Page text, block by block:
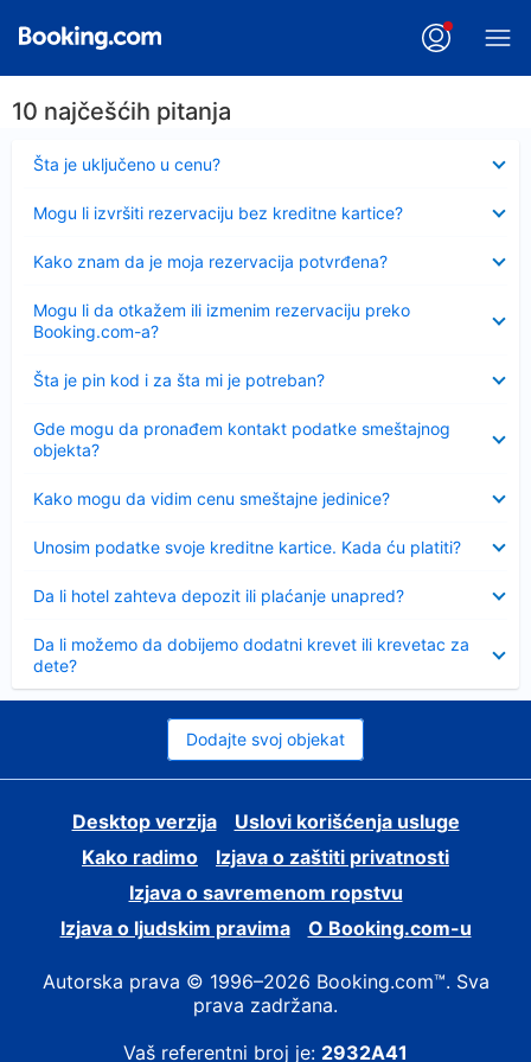
10 najčešćih pitanja
Šta je uključeno u cenu?
Sažeto
Mogu li izvršiti rezervaciju bez kreditne kartice?
Kako znam da je moja rezervacija potvrđena?
Mogu li da otkažem ili izmenim rezervaciju preko
Booking.com-a?
Šta je pin kod i za šta mi je potreban?
Sažeto
Gde mogu da pronađem kontakt podatke smeštajnog
objekta?
Kako mogu da vidim cenu smeštajne jedinice?
Unosim podatke svoje kreditne kartice. Kada ću platiti?
Da li hotel zahteva depozit ili plaćanje unapred?
Da li možemo da dobijemo dodatni krevet ili krevetac za
dete?
Dodajte svoj objekat
Desktop verzija
Uslovi korišćenja usluge
Kako radimo
Izjava o zaštiti privatnosti
Izjava o savremenom ropstvu
Izjava o ljudskim pravima
О Booking.com-u
Autorska prava © 1996–2026 Booking.com™. Sva
prava zadržana.
Vaš referentni broj je: 2932A41